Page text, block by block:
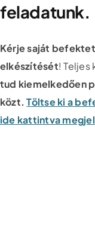
feladatunk.
Kérje saját
elkészítését!
tud kiemelkedően
közt. Töltse ki a
ide kattintva